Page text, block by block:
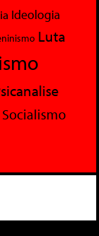
Ideologia
Luta
Socialismo